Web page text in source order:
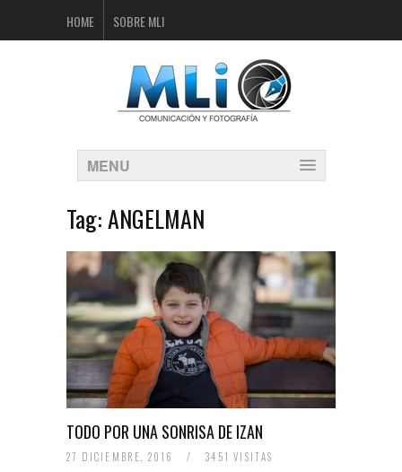
HOME SOBRE MLI
MENU
Tag:ANGELMAN
TODO POR UNA SONRISA DE IZAN
27 DICIEMBRE, 2016 / 3451 VISITAS